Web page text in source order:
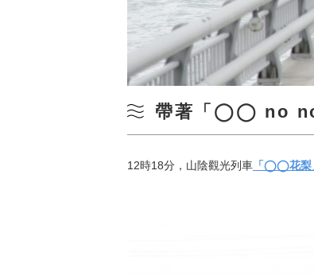
帶著「◯◯ no no
12時18分，山陰觀光列車 「◯◯花梨